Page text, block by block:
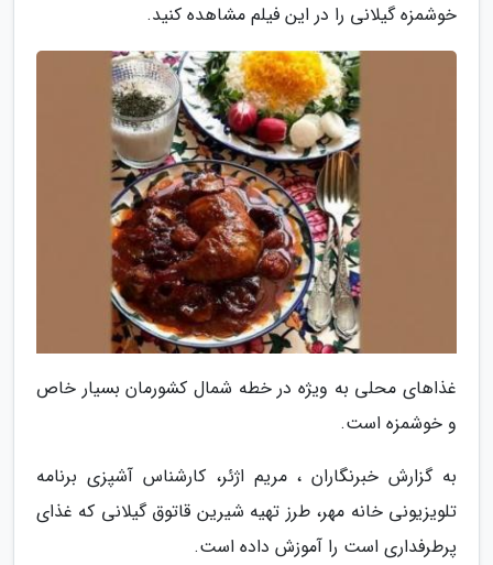
خوشمزه گیلانی را در این فیلم مشاهده کنید.
غذاهای محلی به ویژه در خطه شمال کشورمان بسیار خاص
و خوشمزه است.
به گزارش خبرنگاران ، مریم اژئر، کارشناس آشپزی برنامه
تلویزیونی خانه مهر، طرز تهیه شیرین قاتوق گیلانی که غذای
پرطرفداری است را آموزش داده است.